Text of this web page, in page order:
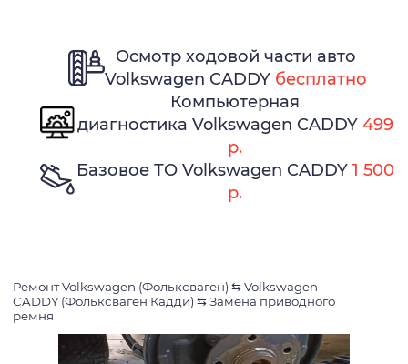
Осмотр ходовой части авто
Volkswagen CADDY бесплатно
Компьютерная
диагностика Volkswagen CADDY 499
р.
Базовое ТО Volkswagen CADDY 1 500
р.
Ремонт Volkswagen (Фольксваген) ⇆ Volkswagen
CADDY (Фольксваген Кадди) ⇆ Замена приводного
ремня